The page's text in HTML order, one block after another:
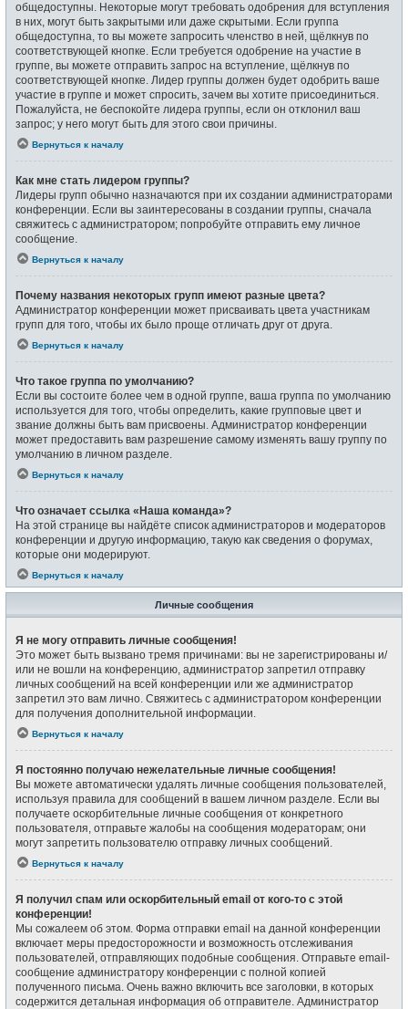
общедоступны. Некоторые могут требовать одобрения для вступления
в них, могут быть закрытыми или даже скрытыми. Если группа
общедоступна, то вы можете запросить членство в ней, щёлкнув по
соответствующей кнопке. Если требуется одобрение на участие в
группе, вы можете отправить запрос на вступление, щёлкнув по
соответствующей кнопке. Лидер группы должен будет одобрить ваше
участие в группе и может спросить, зачем вы хотите присоединиться.
Пожалуйста, не беспокойте лидера группы, если он отклонил ваш
запрос; у него могут быть для этого свои причины.
Вернуться к началу
Как мне стать лидером группы?
Лидеры групп обычно назначаются при их создании администраторами
конференции. Если вы заинтересованы в создании группы, сначала
свяжитесь с администратором; попробуйте отправить ему личное
сообщение.
Вернуться к началу
Почему названия некоторых групп имеют разные цвета?
Администратор конференции может присваивать цвета участникам
групп для того, чтобы их было проще отличать друг от друга.
Вернуться к началу
Что такое группа по умолчанию?
Если вы состоите более чем в одной группе, ваша группа по умолчанию
используется для того, чтобы определить, какие групповые цвет и
звание должны быть вам присвоены. Администратор конференции
может предоставить вам разрешение самому изменять вашу группу по
умолчанию в личном разделе.
Вернуться к началу
Что означает ссылка «Наша команда»?
На этой странице вы найдёте список администраторов и модераторов
конференции и другую информацию, такую как сведения о форумах,
которые они модерируют.
Вернуться к началу
Личные сообщения
Я не могу отправить личные сообщения!
Это может быть вызвано тремя причинами: вы не зарегистрированы и/
или не вошли на конференцию, администратор запретил отправку
личных сообщений на всей конференции или же администратор
запретил это вам лично. Свяжитесь с администратором конференции
для получения дополнительной информации.
Вернуться к началу
Я постоянно получаю нежелательные личные сообщения!
Вы можете автоматически удалять личные сообщения пользователей,
используя правила для сообщений в вашем личном разделе. Если вы
получаете оскорбительные личные сообщения от конкретного
пользователя, отправьте жалобы на сообщения модераторам; они
могут запретить пользователю отправку личных сообщений.
Вернуться к началу
Я получил спам или оскорбительный email от кого-то с этой
конференции!
Мы сожалеем об этом. Форма отправки email на данной конференции
включает меры предосторожности и возможность отслеживания
пользователей, отправляющих подобные сообщения. Отправьте email-
сообщение администратору конференции с полной копией
полученного письма. Очень важно включить все заголовки, в которых
содержится детальная информация об отправителе. Администратор